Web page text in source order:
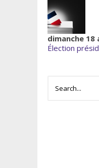
dimanche 18
Élection